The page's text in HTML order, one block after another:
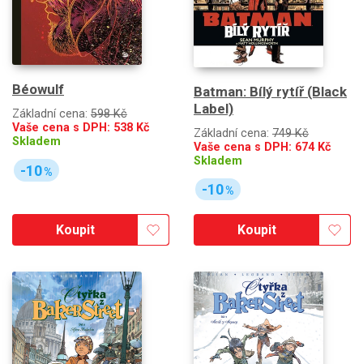
Béowulf
Základní cena: 598 Kč
Vaše cena s DPH: 538 Kč
Skladem
-10%
Koupit
Batman: Bílý rytíř (Black
Label)
Základní cena: 749 Kč
Vaše cena s DPH: 674Kč
Skladem
-10%
Koupit